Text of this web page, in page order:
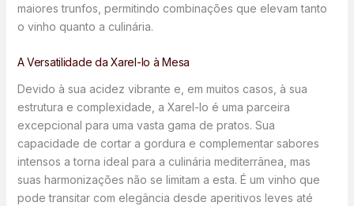
maiores trunfos, permitindo combinações que elevam tanto
o vinho quanto a culinária.
A Versatilidade da Xarel-lo à Mesa
Devido à sua acidez vibrante e, em muitos casos, à sua
estrutura e complexidade, a Xarel-lo é uma parceira
excepcional para uma vasta gama de pratos. Sua
capacidade de cortar a gordura e complementar sabores
intensos a torna ideal para a culinária mediterrânea, mas
suas harmonizações não se limitam a esta. É um vinho que
pode transitar com elegância desde aperitivos leves até